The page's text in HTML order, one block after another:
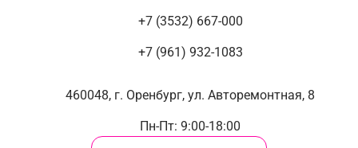
+7 (3532) 667-000
+7 (961) 932-1083
460048, г. Оренбург, ул. Авторемонтная, 8
Пн-Пт: 9:00-18:00